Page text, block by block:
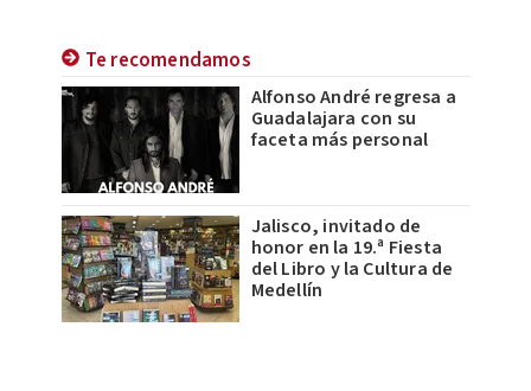
Te recomendamos
Alfonso André regresa a
Guadalajara con su
faceta más personal
Jalisco, invitado de
honor en la 19.ª Fiesta
del Libro y la Cultura de
Medellín